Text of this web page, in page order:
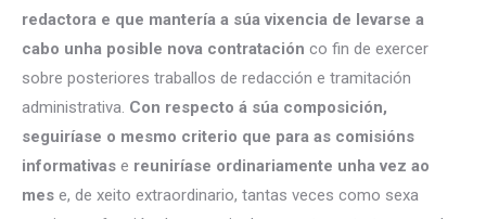
redactora e que mantería a súa vixencia de levarse a
cabo unha posible nova contratación co fin de exercer
sobre posteriores traballos de redacción e tramitación
administrativa. Con respecto á súa composición,
seguiríase o mesmo criterio que para as comisións
informativas e reuniríase ordinariamente unha vez ao
mes e, de xeito extraordinario, tantas veces como sexa